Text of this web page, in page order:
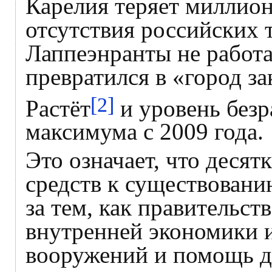
Карелия теряет
отсутствия российских
Лаппеэнранты не
превратился в «город
Растёт[2] и уровень
максимума с 2009 года.
Это означает, что
средств к
за тем, как
внутренней экономики
вооружений и помощь